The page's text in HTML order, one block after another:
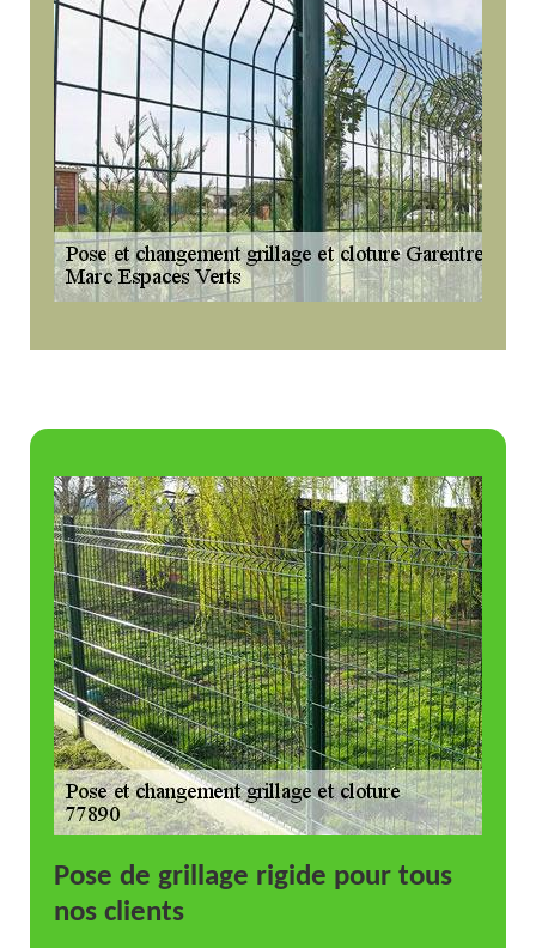
Pose de grillage rigide pour tous
nos clients